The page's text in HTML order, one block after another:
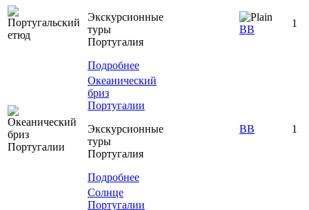
Экскурсионные
туры
Португалия
Подробнее
BB
1
Океанический
бриз
Португалии
Экскурсионные
туры
Португалия
Подробнее
BB 1
Солнце
Португалии